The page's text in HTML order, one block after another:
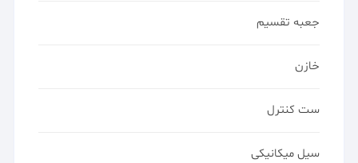
جعبه تقسیم
خازن
ست کنترل
سیل میکانیکی